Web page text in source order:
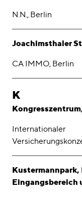
N.N., Berlin
Joachimsthaler
CA IMMO, Berlin
K
Internationaler
Eingangsbereich